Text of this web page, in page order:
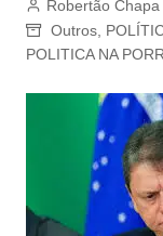
Robertão
Outros,
POLITICA NA